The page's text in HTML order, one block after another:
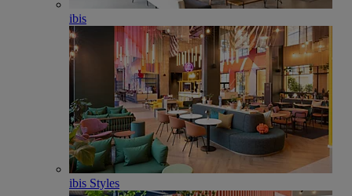
ibis
ibis Styles